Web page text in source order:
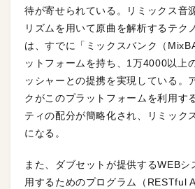
待が寄せられている。リミックス音
リズムを用いて原曲を解析するテク
は、すでに「ミックスバンク（
ットフォームを持ち、1万4000以上
ッシャーとの提携を実現している。
クがこのプラットフォームを利用す
ティの配分が簡略化され、リミック
になる。
また、ダブセットが提供するWEBシ
用するためのプログラム（RESTful